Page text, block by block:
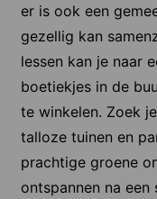
er is ook een
gezellig kan
lessen kan je naar
boetiekjes in de
te winkelen. Zoek
talloze tuinen en
prachtige groene
ontspannen na een